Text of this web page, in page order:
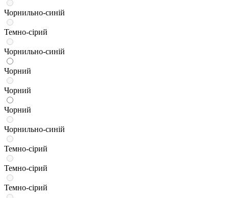
Чорнильно-синій
Темно-сірий
Чорнильно-синій
Чорний
Чорний
Чорний
Чорнильно-синій
Темно-сірий
Темно-сірий
Темно-сірий